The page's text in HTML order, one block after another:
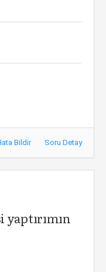
Bildir Soru Detay
yaptırımın